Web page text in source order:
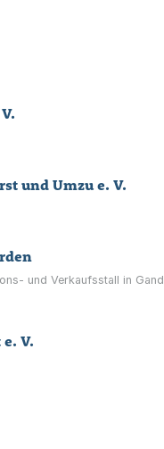
und Umzu e. V.
und Verkaufsstall in
V.